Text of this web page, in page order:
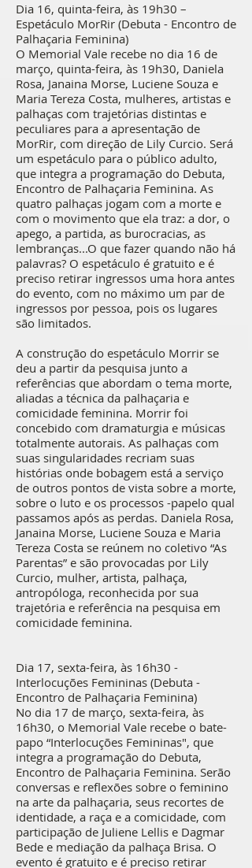
Dia 16, quinta-feira, às 19h30 –
Espetáculo MorRir (Debuta - Encontro de
Palhaçaria Feminina)
O Memorial Vale recebe no dia 16 de
março, quinta-feira, às 19h30, Daniela
Rosa, Janaina Morse, Luciene Souza e
Maria Tereza Costa, mulheres, artistas e
palhaças com trajetórias distintas e
peculiares para a apresentação de
MorRir, com direção de Lily Curcio. Será
um espetáculo para o público adulto,
que integra a programação do Debuta,
Encontro de Palhaçaria Feminina. As
quatro palhaças jogam com a morte e
com o movimento que ela traz: a dor, o
apego, a partida, as burocracias, as
lembranças...O que fazer quando não há
palavras? O espetáculo é gratuito e é
preciso retirar ingressos uma hora antes
do evento, com no máximo um par de
ingressos por pessoa, pois os lugares
são limitados.
A construção do espetáculo Morrir se
deu a partir da pesquisa junto a
referências que abordam o tema morte,
aliadas a técnica da palhaçaria e
comicidade feminina. Morrir foi
concebido com dramaturgia e músicas
totalmente autorais. As palhaças com
suas singularidades recriam suas
histórias onde bobagem está a serviço
de outros pontos de vista sobre a morte,
sobre o luto e os processos -papelo qual
passamos após as perdas. Daniela Rosa,
Janaina Morse, Luciene Souza e Maria
Tereza Costa se reúnem no coletivo “As
Parentas” e são provocadas por Lily
Curcio, mulher, artista, palhaça,
antropóloga, reconhecida por sua
trajetória e referência na pesquisa em
comicidade feminina.
Dia 17, sexta-feira, às 16h30 -
Interlocuções Femininas (Debuta -
Encontro de Palhaçaria Feminina)
No dia 17 de março, sexta-feira, às
16h30, o Memorial Vale recebe o bate-
papo “Interlocuções Femininas", que
integra a programação do Debuta,
Encontro de Palhaçaria Feminina. Serão
conversas e reflexões sobre o feminino
na arte da palhaçaria, seus recortes de
identidade, a raça e a comicidade, com
participação de Juliene Lellis e Dagmar
Bede e mediação da palhaça Brisa. O
evento é gratuito e é preciso retirar